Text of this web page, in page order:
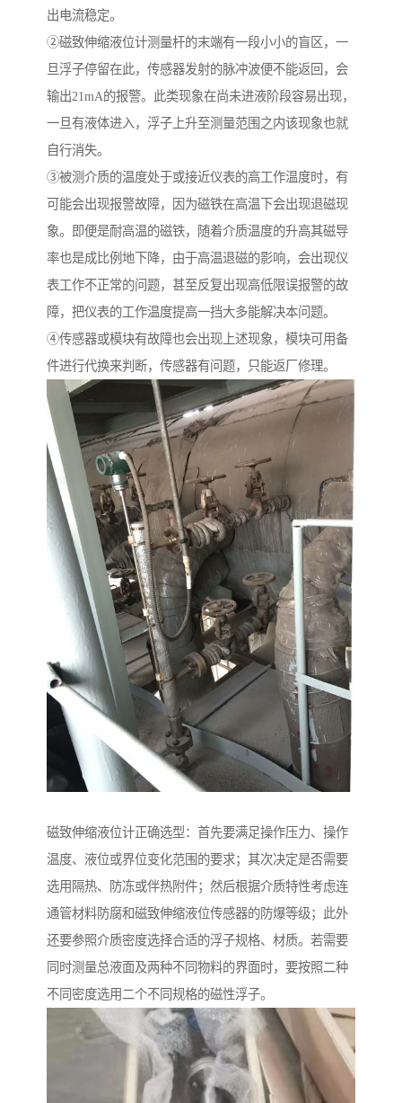
出电流稳定。
②磁致伸缩液位计测量杆的末端有一段小小的盲区，一
旦浮子停留在此，传感器发射的脉冲波便不能返回，会
输出21mA的报警。此类现象在尚未进液阶段容易出现，
一旦有液体进入，浮子上升至测量范围之内该现象也就
自行消失。
③被测介质的温度处于或接近仪表的高工作温度时，有
可能会出现报警故障，因为磁铁在高温下会出现退磁现
象。即便是耐高温的磁铁，随着介质温度的升高其磁导
率也是成比例地下降，由于高温退磁的影响，会出现仪
表工作不正常的问题，甚至反复出现高低限误报警的故
障，把仪表的工作温度提高一挡大多能解决本问题。
④传感器或模块有故障也会出现上述现象，模块可用备
件进行代换来判断，传感器有问题，只能返厂修理。
磁致伸缩液位计正确选型：首先要满足操作压力、操作
温度、液位或界位变化范围的要求；其次决定是否需要
选用隔热、防冻或伴热附件；然后根据介质特性考虑连
通管材料防腐和磁致伸缩液位传感器的防爆等级；此外
还要参照介质密度选择合适的浮子规格、材质。若需要
同时测量总液面及两种不同物料的界面时，要按照二种
不同密度选用二个不同规格的磁性浮子。